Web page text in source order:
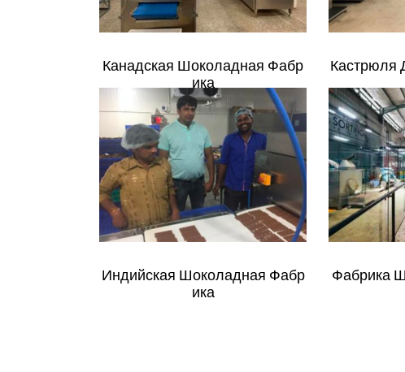
Канадская Шоколадная Фабр
Ика
Кастрюля
Индийская Шоколадная Фабр
Ика
Фабрика